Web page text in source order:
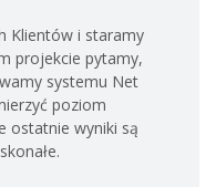
Klientów i staramy
projekcie pytamy,
systemu Net
poziom
ostatnie wyniki są